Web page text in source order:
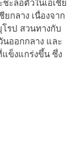
ลอตัวในเอเชีย
กลาง เนื่องจาก
รป สวนทางกับ
ออกกลาง และ
ข็งแกร่งขึ้น ซึ่ง